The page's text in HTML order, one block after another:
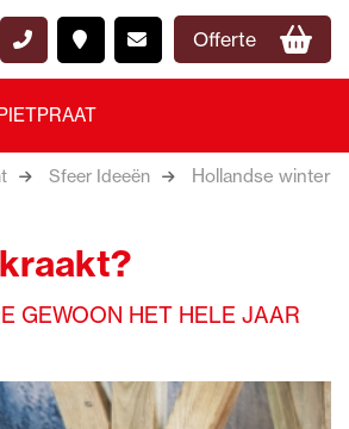
Offerte
Sfeer Ideeën Hollandse winter
GEWOON HET HELE JAAR